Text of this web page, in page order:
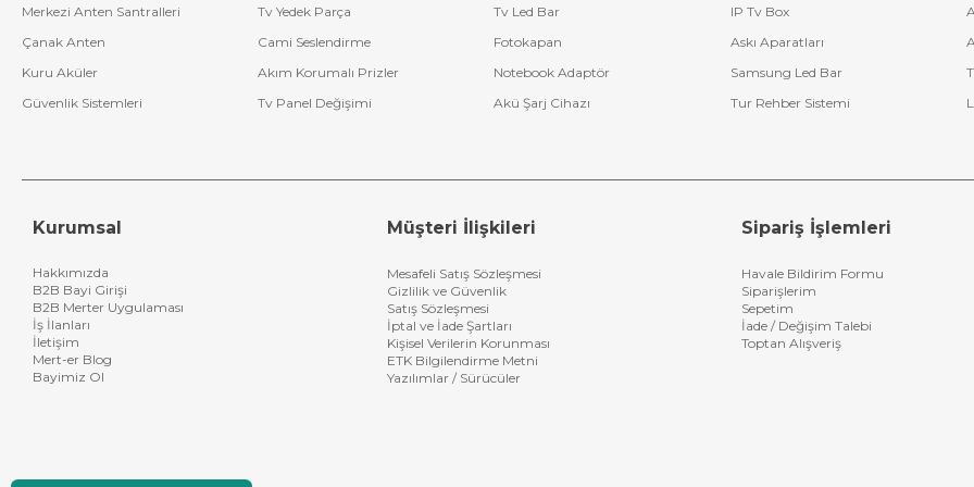
Merkezi Anten Santralleri
Tv Yedek Parça Tv Led Bar IP Tv Box
Çanak Anten
Cami Seslendirme Fotokapan Askı Aparatları
Kuru Aküler
Akım Korumalı Prizler Notebook Adaptör Samsung Led Bar
Güvenlik Sistemleri
Tv Panel Değişimi Akü Şarj Cihazı Tur Rehber Sistemi
Kurumsal
Hakkımızda
B2B Bayi Girişi
B2B Merter Uygulaması
İş İlanları
İletişim
Mert-er Blog
Bayimiz Ol
Müşteri İlişkileri
Mesafeli Satış Sözleşmesi
Gizlilik ve Güvenlik
Satış Sözleşmesi
İptal ve İade Şartları
Kişisel Verilerin Korunması
ETK Bilgilendirme Metni
Yazılımlar / Sürücüler
Sipariş İşlemleri
Havale Bildirim Formu
Siparişlerim
Sepetim
İade / Değişim Talebi
Toptan Alışveriş